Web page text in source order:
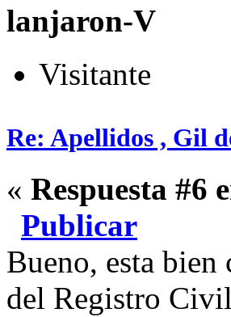
lanjaron-V
Visitante
Re: Apellidos , Gil
« Respuesta #6
Publicar
Bueno, esta
del Registro